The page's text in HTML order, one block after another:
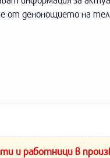
от денонощието на
и работници в